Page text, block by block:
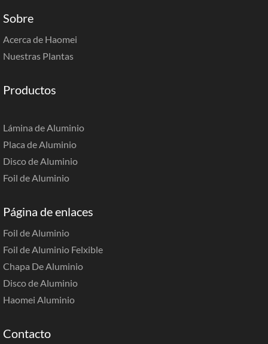
Sobre
Acerca de Haomei
Nuestras Plantas
Productos
Lámina de Aluminio
Placa de Aluminio
Disco de Aluminio
Foil de Aluminio
Página de enlaces
Foil de Aluminio
Foil de Aluminio Felxible
Chapa De Aluminio
Disco de Aluminio
Haomei Aluminio
Contacto